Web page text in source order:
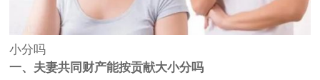
小分吗
一、夫妻共同财产能按贡献大小分吗